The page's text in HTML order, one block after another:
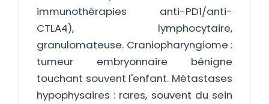
immunothérapies anti-PD1/anti-
CTLA4), lymphocytaire,
granulomateuse. Craniopharyngiome :
tumeur embryonnaire bénigne
touchant souvent l'enfant. Métastases
hypophysaires : rares, souvent du sein